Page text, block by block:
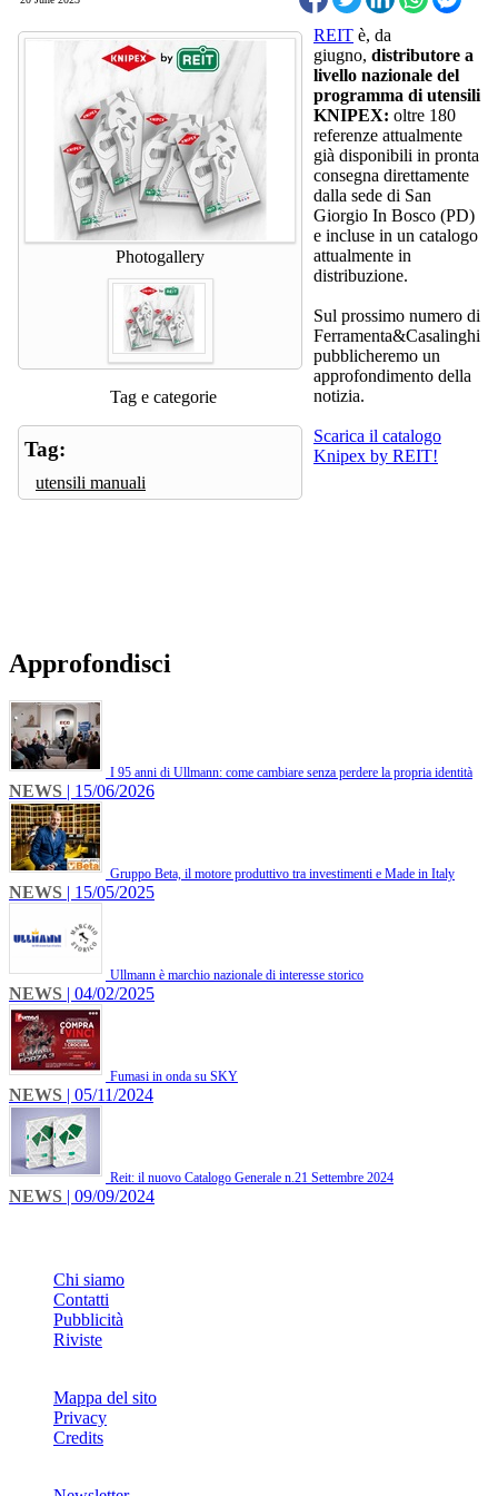
Photogallery
Tag e categorie
Tag:
utensili manuali
REIT è, da
giugno, distributore a
livello nazionale del
programma di utensili
KNIPEX: oltre 180
referenze attualmente
già disponibili in pronta
consegna direttamente
dalla sede di San
Giorgio In Bosco (PD)
e incluse in un catalogo
attualmente in
distribuzione.
Sul prossimo numero di
Ferramenta&Casalinghi
pubblicheremo un
approfondimento della
notizia.
Scarica il catalogo
Knipex by REIT!
Approfondisci
I 95 anni di Ullmann: come cambiare senza perdere la propria identità
NEWS | 15/06/2026
Gruppo Beta, il motore produttivo tra investimenti e Made in Italy
NEWS | 15/05/2025
Ullmann è marchio nazionale di interesse storico
NEWS | 04/02/2025
Fumasi in onda su SKY
NEWS | 05/11/2024
Reit: il nuovo Catalogo Generale n.21 Settembre 2024
NEWS | 09/09/2024
Chi siamo
Contatti
Pubblicità
Riviste
Mappa del sito
Privacy
Credits